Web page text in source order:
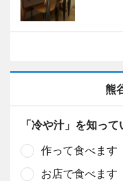
熊
「冷や汁」を知っ
作って食べます
お店で食べます